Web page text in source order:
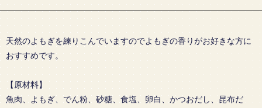
天然のよもぎを練りこんでいますのでよもぎの香りがお好きな方に
おすすめです。
【原材料】
魚肉、よもぎ、でん粉、砂糖、食塩、卵白、かつおだし、昆布だ